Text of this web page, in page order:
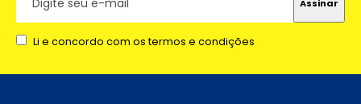
Li e concordo com os termos e condições